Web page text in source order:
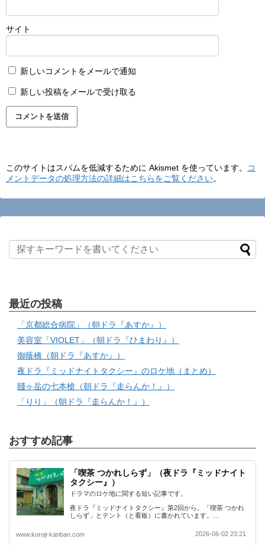
サイト
新しいコメントをメールで通知
新しい投稿をメールで受け取る
このサイトはスパムを低減するために Akismet を使っています。
コ
メントデータの処理方法の詳細はこちらをご覧ください。
最近の投稿
「京都総合病院」（朝ドラ『あすか』）
美容室「VIOLET」（朝ドラ『ひまわり』）
御蔭橋（朝ドラ『あすか』）
夜ドラ『ミッドナイトタクシー』のロケ地（まとめ）
賤ヶ岳の七本槍（朝ドラ『走らんか！』）
「りり」（朝ドラ『走らんか！』）
おすすめ記事
「喫茶 つかれしらず」（夜ドラ『ミッドナイト
タクシー』）
ドラマのロケ地に関する短い記事です。
夜ドラ『ミッドナイトタクシー』第2回から。「喫茶 つかれ
しらず」とテント（と看板）に書かれています。…
www.kuroji-kanban.com 2026-06-02 23:21